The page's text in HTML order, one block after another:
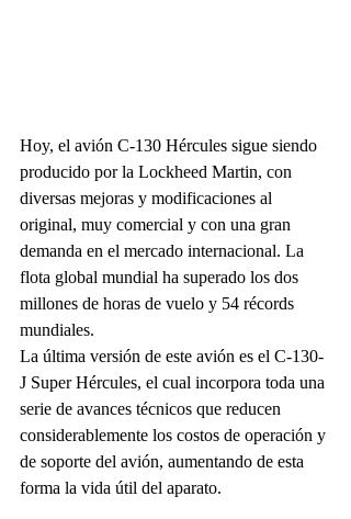
Hoy, el avión C-130 Hércules sigue siendo
producido por la Lockheed Martin, con
diversas mejoras y modificaciones al
original, muy comercial y con una gran
demanda en el mercado internacional. La
flota global mundial ha superado los dos
millones de horas de vuelo y 54 récords
mundiales.
La última versión de este avión es el C-130-
J Super Hércules, el cual incorpora toda una
serie de avances técnicos que reducen
considerablemente los costos de operación y
de soporte del avión, aumentando de esta
forma la vida útil del aparato.